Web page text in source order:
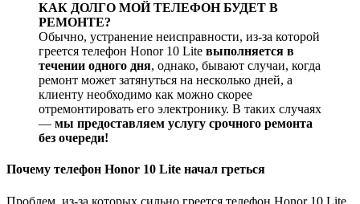
КАК ДОЛГО МОЙ ТЕЛЕФОН БУДЕТ В
РЕМОНТЕ?
Обычно, устранение неисправности, из-за которой
греется телефон Honor 10 Lite выполняется в
течении одного дня, однако, бывают случаи, когда
ремонт может затянуться на несколько дней, а
клиенту необходимо как можно скорее
отремонтировать его электронику. В таких случаях
— мы предоставляем услугу срочного ремонта
без очереди!
Почему телефон Honor 10 Lite начал греться
Проблем, из-за которых сильно греется телефон Honor 10 Lite,